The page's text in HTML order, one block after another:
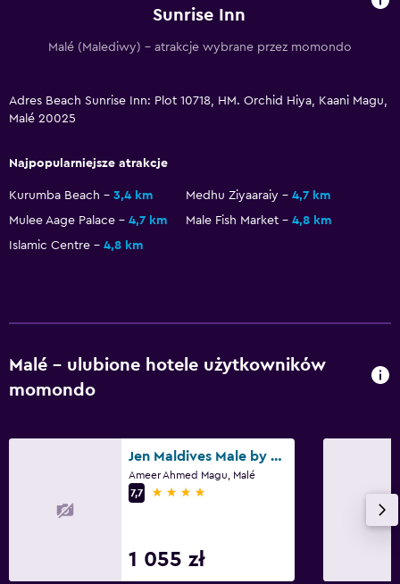
Sunrise Inn
Malé (Malediwy) – atrakcje wybrane przez momondo
Adres Beach Sunrise Inn: Plot 10718, HM. Orchid Hiya, Kaani Magu,
Malé 20025
Najpopularniejsze atrakcje
Kurumba Beach 3,4 km Medhu Ziyaaraiy
4,7 km
Mulee Aage Palace
4,7 km Male Fish Market
4,8 km
Islamic Centre
4,8 km
Malé – ulubione hotele użytkowników
momondo
Jen Maldives Male by Shangri-La
Ameer Ahmed Magu, Malé
7,7
4 gwiazdki
1 055 zł